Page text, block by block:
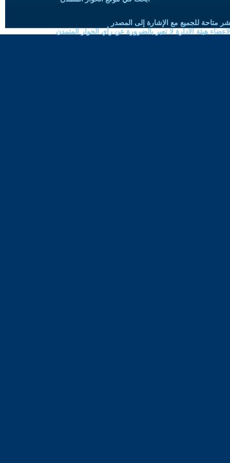
متاحة للجميع مع الإشارة إلى المصدر
هيئة الادارة لا تعبر بالضرورة عن رأي الحوار المتمدن